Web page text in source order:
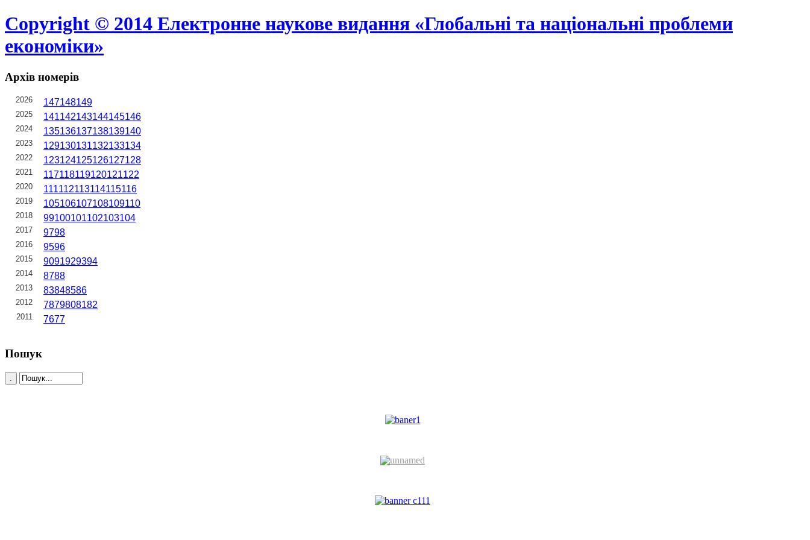
Copyright © 2014 Електронне наукове видання «Глобальні та національні проблеми
економіки»
Архів номерів
2026 147148149
2025 141142143144145146
2024 135136137138139140
2023 129130131132133134
2022 123124125126127128
2021 117118119120121122
2020 111112113114115116
2019 105106107108109110
2018 99100101102103104
2017 9798
2016 9596
2015 9091929394
2014 8788
2013 83848586
2012 7879808182
2011 7677
Пошук